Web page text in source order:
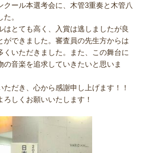
クール本選考会に、木管3重奏と木管八
。
はとても高く、入賞は逃しましたが良
ができました。審査員の先生方からは
くいただきました。また、この舞台に
の音楽を追求していきたいと思いま
ただき、心から感謝申し上げます！！
ろしくお願いいたします！